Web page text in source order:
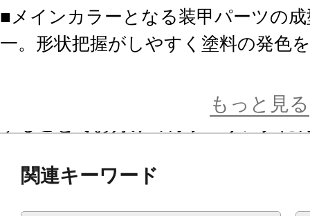
■メインカラーとなる装甲パーツの
一。形状把握がしやすく塗料の発色
■クリアーパーツは無色透明で成型
※本製品は外装パーツのみのセット
もっと見る
関連キーワード